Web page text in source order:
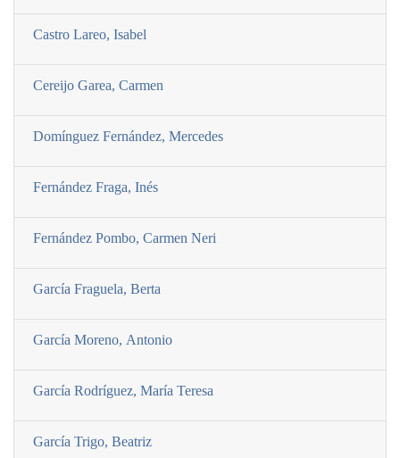
Castro Lareo, Isabel
Cereijo Garea, Carmen
Domí­nguez Fernández, Mercedes
Fernández Fraga, Inés
Fernández Pombo, Carmen Neri
Garcí­a Fraguela, Berta
Garcí­a Moreno, Antonio
Garcí­a Rodrí­guez, Marí­a Teresa
Garcí­a Trigo, Beatriz